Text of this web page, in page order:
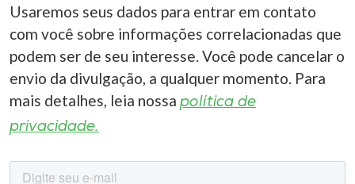
Usaremos seus dados para entrar em contato
com você sobre informações correlacionadas que
podem ser de seu interesse. Você pode cancelar o
envio da divulgação, a qualquer momento. Para
mais detalhes, leia nossa política de
privacidade.